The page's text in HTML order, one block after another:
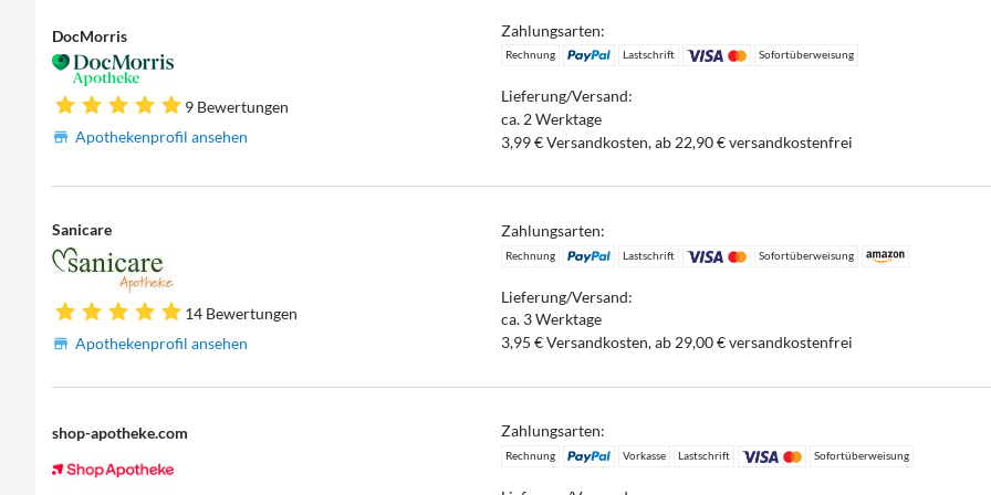
DocMorris
9 Bewertungen
Apothekenprofil ansehen
Zahlungsarten:
Rechnung Lastschrift Sofortüberweisung
Lieferung/Versand:
ca. 2 Werktage
3,99 € Versandkosten, ab 22,90 € versandkostenfrei
Sanicare
14 Bewertungen
Apothekenprofil ansehen
Zahlungsarten:
Rechnung Lastschrift Sofortüberweisung
Lieferung/Versand:
ca. 3 Werktage
3,95 € Versandkosten, ab 29,00 € versandkostenfrei
shop-apotheke.com Zahlungsarten:
Rechnung Vorkasse Lastschrift Sofortüberweisung